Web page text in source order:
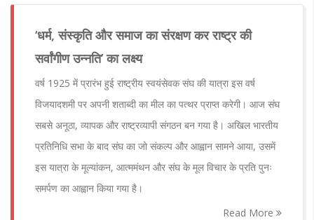
‘धर्म, संस्कृति और समाज का संरक्षण कर राष्ट्र की
सर्वांगीण उन्नति’ का लक्ष्य
वर्ष 1925 में प्रारंभ हुई राष्ट्रीय स्वयंसेवक संघ की यात्रा इस वर्ष
विजयादशमी पर अपनी शताब्दी का मील का पत्थर प्राप्त करेगी। आज संघ
सबसे अनूठा, व्यापक और राष्ट्रव्यापी संगठन बन गया है। अखिल भारतीय
प्रतिनिधि सभा के बाद संघ का जो संकल्प और आह्वान सामने आया, उसमें
इस यात्रा के मूल्यांकन, आत्ममंथन और संघ के मूल विचार के प्रति पुनः
समर्पण का आह्वान किया गया है।
Read More